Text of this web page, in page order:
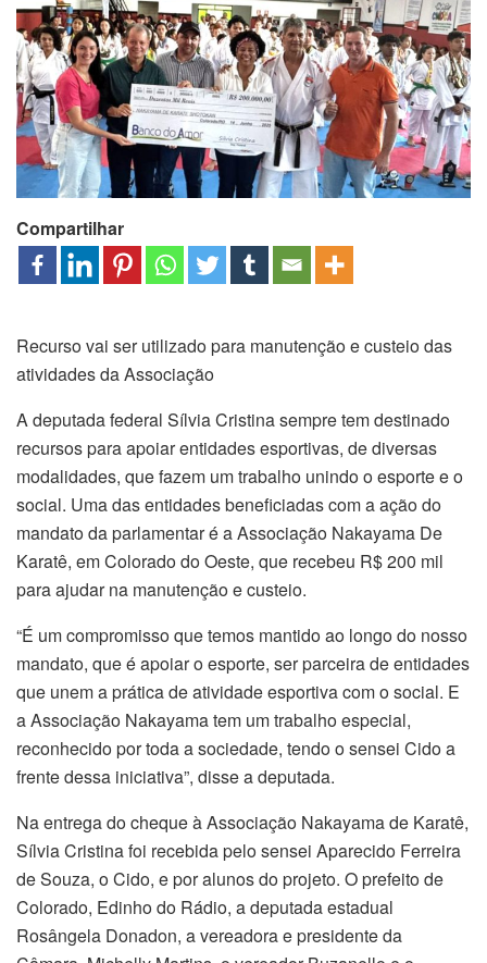
Compartilhar
Recurso vai ser utilizado para manutenção e custeio das
atividades da Associação
A deputada federal Sílvia Cristina sempre tem destinado
recursos para apoiar entidades esportivas, de diversas
modalidades, que fazem um trabalho unindo o esporte e o
social. Uma das entidades beneficiadas com a ação do
mandato da parlamentar é a Associação Nakayama De
Karatê, em Colorado do Oeste, que recebeu R$ 200 mil
para ajudar na manutenção e custeio.
“É um compromisso que temos mantido ao longo do nosso
mandato, que é apoiar o esporte, ser parceira de entidades
que unem a prática de atividade esportiva com o social. E
a Associação Nakayama tem um trabalho especial,
reconhecido por toda a sociedade, tendo o sensei Cido a
frente dessa iniciativa”, disse a deputada.
Na entrega do cheque à Associação Nakayama de Karatê,
Sílvia Cristina foi recebida pelo sensei Aparecido Ferreira
de Souza, o Cido, e por alunos do projeto. O prefeito de
Colorado, Edinho do Rádio, a deputada estadual
Rosângela Donadon, a vereadora e presidente da